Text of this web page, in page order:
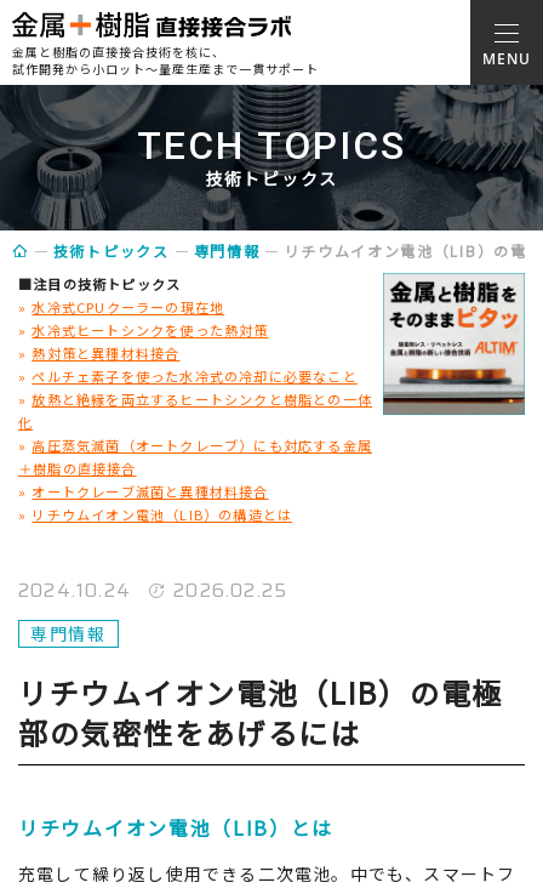
金属と樹脂の直接接合技術を核に、
試作開発から小ロット～量産生産まで一貫サポート
TECH TOPICS
技術トピックス
技術トピックス 専門情報 リチウムイオン電池（LIB）の電
■注目の技術トピックス
»水冷式CPUクーラーの現在地
»水冷式ヒートシンクを使った熱対策
»熱対策と異種材料接合
»ペルチェ素子を使った水冷式の冷却に必要なこと
»放熱と絶縁を両立するヒートシンクと樹脂との一体
化
»高圧蒸気滅菌（オートクレーブ）にも対応する金属
＋樹脂の直接接合
» オートクレーブ滅菌と異種材料接合
» リチウムイオン電池（LIB）の構造とは
2024.10.24 2026.02.25
専門情報
リチウムイオン電池（LIB）の電極
部の気密性をあげるには
リチウムイオン電池（LIB）とは
充電して繰り返し使用できる二次電池。中でも、スマートフ